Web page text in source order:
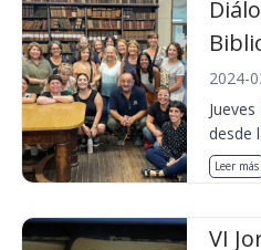
2024-
desde
Leer más
VI